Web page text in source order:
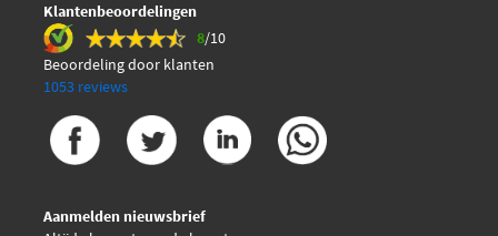
Klantenbeoordelingen
8/10
Beoordeling door klanten
1053 reviews
Aanmelden nieuwsbrief